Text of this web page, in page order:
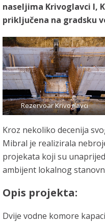
naseljima Krivoglavci I,
priključena na gradsku
Rezervoar Krivoglavci
Kroz nekoliko decenija
Mibral je realizirala
projekata koji su
ambijent lokalnog
Opis projekta:
Dvije vodne komore